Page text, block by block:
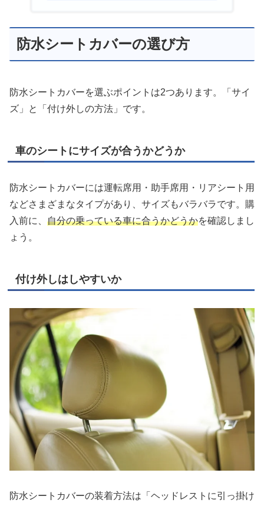
防水シートカバーの選び方
防水シートカバーを選ぶポイントは2つあります。「サイ
ズ」と「付け外しの方法」です。
車のシートにサイズが合うかどうか
防水シートカバーには運転席用・助手席用・リアシート用
などさまざまなタイプがあり、サイズもバラバラです。購
入前に、 自分の乗っている車に合うかどうかを確認しまし
ょう。
付け外しはしやすいか
防水シートカバーの装着方法は「ヘッドレストに引っ掛け